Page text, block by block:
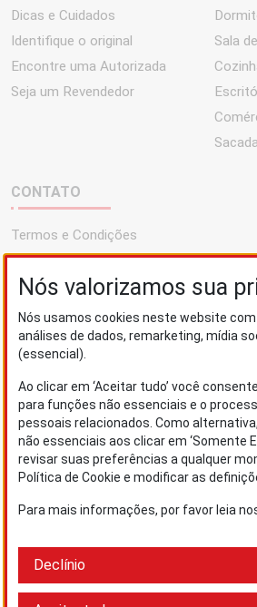
Nós valorizamos sua
Nós usamos cookies neste website
análises de dados, remarketing, mídia
(essencial).
Ao clicar em ‘Aceitar tudo’ você
para funções não essenciais e o
pessoais relacionados. Como
não essenciais aos clicar em ‘Somente
revisar suas preferências a qualquer
Política de Cookie e modificar as
Para mais informações, por favor leia
Declínio
Dicas e Cuidados
Identifique o original
Encontre uma Autorizada
Seja um Revendedor
Sala
CONTATO
Termos e Condições
Política de cookies
Fale Conosco
@BlindexBrasil
@BlindexOficial
@BlindexVidrosdeSegurança
© Copyright 2026